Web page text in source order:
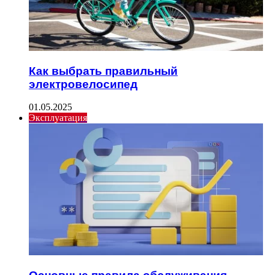
Как выбрать правильный
электровелосипед
01.05.2025
Эксплуатация